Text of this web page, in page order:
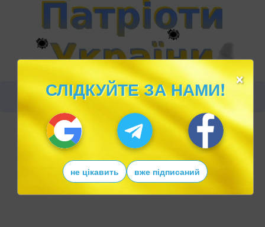
×
СЛІДКУЙТЕ ЗА НАМИ!
не цікавить вже підписаний